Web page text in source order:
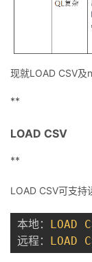
者
学
堂
课
的
我
支
持
我
术
云
现就LOAD CSV及
**
LOAD CSV
**
LOAD CSV可支持
本地： LOAD
远程： LOAD